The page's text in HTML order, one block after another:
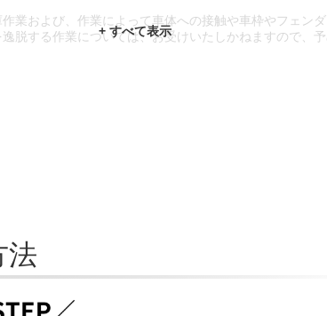
業および、作業によって車体への接触や車枠やフェン
脱する作業については、お受けいたしかねますので、
法